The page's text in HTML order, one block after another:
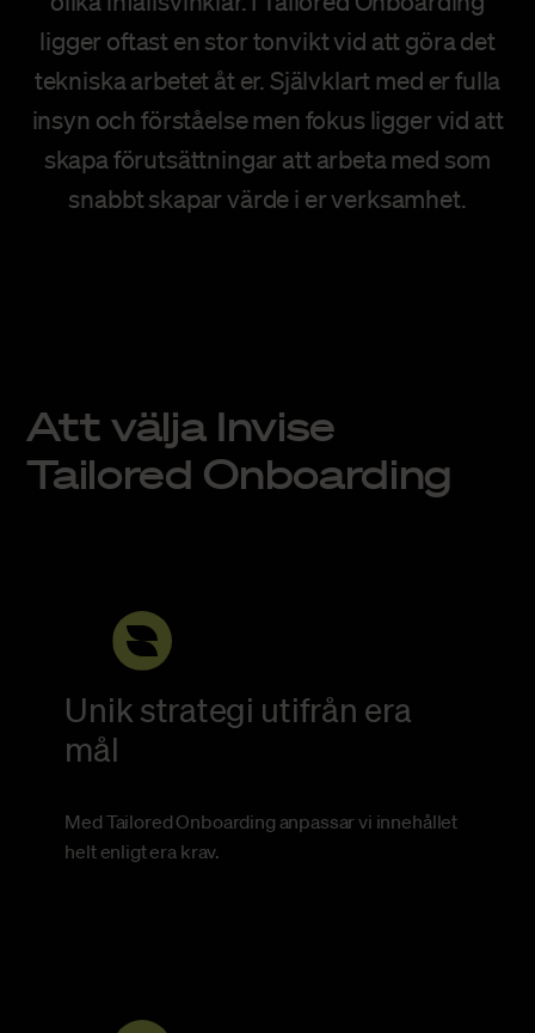
ligger oftast en stor tonvikt vid att göra det
tekniska arbetet åt er. Självklart med er fulla
insyn och förståelse men fokus ligger vid att
skapa förutsättningar att arbeta med som
snabbt skapar värde i er verksamhet.
Att välja Invise
Tailored Onboarding
Unik strategi utifrån era
mål
Med Tailored Onboarding anpassar vi innehållet
helt enligt era krav.